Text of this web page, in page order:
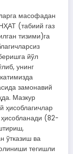
масофадан
(табиий газ
тизими)га
йўл
унинг
замонавий
Мазкур
ҳисоблагичлар
ҳисобланади (82-
ўтказиш ва
тегишли